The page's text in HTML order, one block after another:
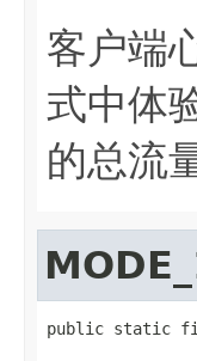
客户端
式中体
的总流
public static